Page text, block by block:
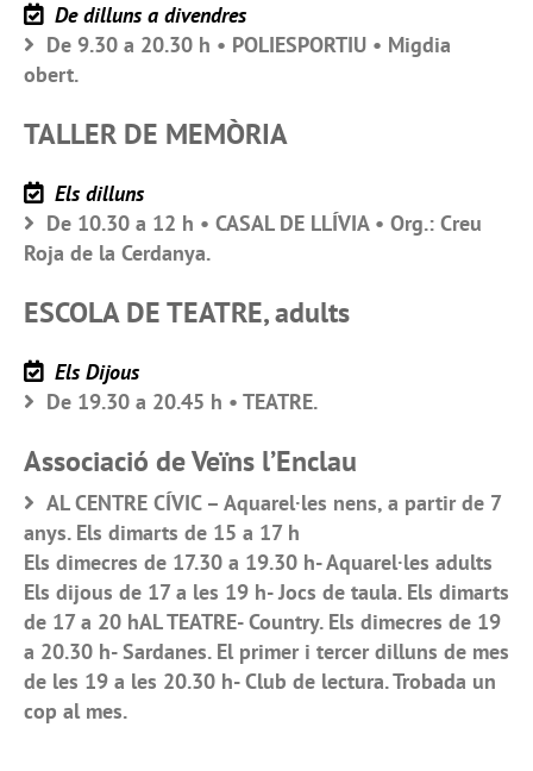
De dilluns a divendres
De 9.30 a 20.30 h • POLIESPORTIU • Migdia
obert.
TALLER DE MEMÒRIA
Els dilluns
De 10.30 a 12 h • CASAL DE LLÍVIA • Org.: Creu
Roja de la Cerdanya.
ESCOLA DE TEATRE, adults
Els Dijous
De 19.30 a 20.45 h • TEATRE.
Associació de Veïns l’Enclau
AL CENTRE CÍVIC – Aquarel·les nens, a partir de 7
anys. Els dimarts de 15 a 17 h
Els dimecres de 17.30 a 19.30 h- Aquarel·les adults
Els dijous de 17 a les 19 h- Jocs de taula. Els dimarts
de 17 a 20 hAL TEATRE- Country. Els dimecres de 19
a 20.30 h- Sardanes. El primer i tercer dilluns de mes
de les 19 a les 20.30 h- Club de lectura. Trobada un
cop al mes.